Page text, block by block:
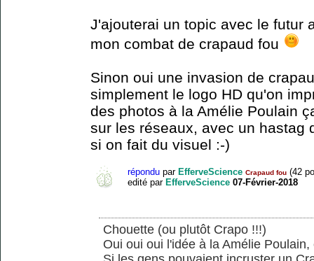
J'ajouterai un topic avec le futur
mon combat de crapaud fou
Sinon oui une invasion de
simplement le logo HD qu'on
des photos à la Amélie Poulain
sur les réseaux, avec un hastag
si on fait du visuel :-)
répondu par EfferveScience Crapaud fou (42
edité par EfferveScience 07-Février-2018
Chouette (ou plutôt Crapo !!!)
Oui oui oui l'idée à la Amélie